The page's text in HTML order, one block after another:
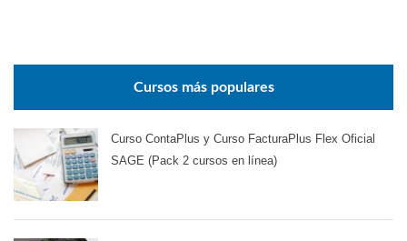
Cursos más populares
Curso ContaPlus y Curso FacturaPlus Flex Oficial
SAGE (Pack 2 cursos en línea)